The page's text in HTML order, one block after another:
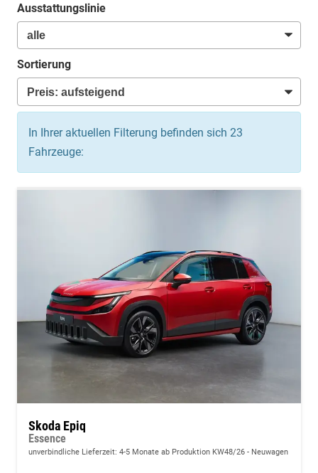
Ausstattungslinie
Sortierung
In Ihrer aktuellen Filterung befinden sich 23
Fahrzeuge:
Skoda Epiq
Essence
unverbindliche Lieferzeit: 4-5 Monate ab Produktion KW48/26 Neuwagen